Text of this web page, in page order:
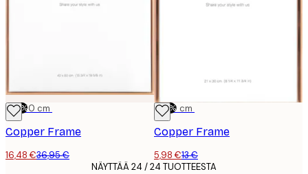
-55%
40x50 cm
Copper Frame
16,48 €36,95 €
-54%
21x30 cm
Copper Frame
5,98 €13 €
NÄYTTÄÄ 24 / 24 TUOTTEESTA